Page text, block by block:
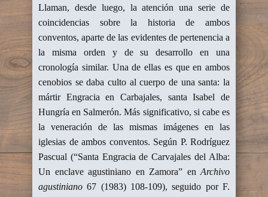
Llaman, desde luego, la atención una serie de
coincidencias sobre la historia de ambos
conventos, aparte de las evidentes de pertenencia a
la misma orden y de su desarrollo en una
cronología similar. Una de ellas es que en ambos
cenobios se daba culto al cuerpo de una santa: la
mártir Engracia en Carbajales, santa Isabel de
Hungría en Salmerón. Más significativo, si cabe es
la veneración de las mismas imágenes en las
iglesias de ambos conventos. Según P. Rodríguez
Pascual (“Santa Engracia de Carvajales del Alba:
Un enclave agustiniano en Zamora” en Archivo
agustiniano 67 (1983) 108-109), seguido por F.